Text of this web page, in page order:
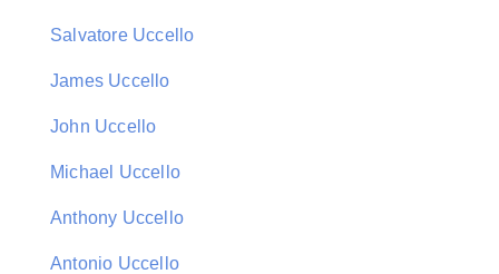
Salvatore Uccello
James Uccello
John Uccello
Michael Uccello
Anthony Uccello
Antonio Uccello